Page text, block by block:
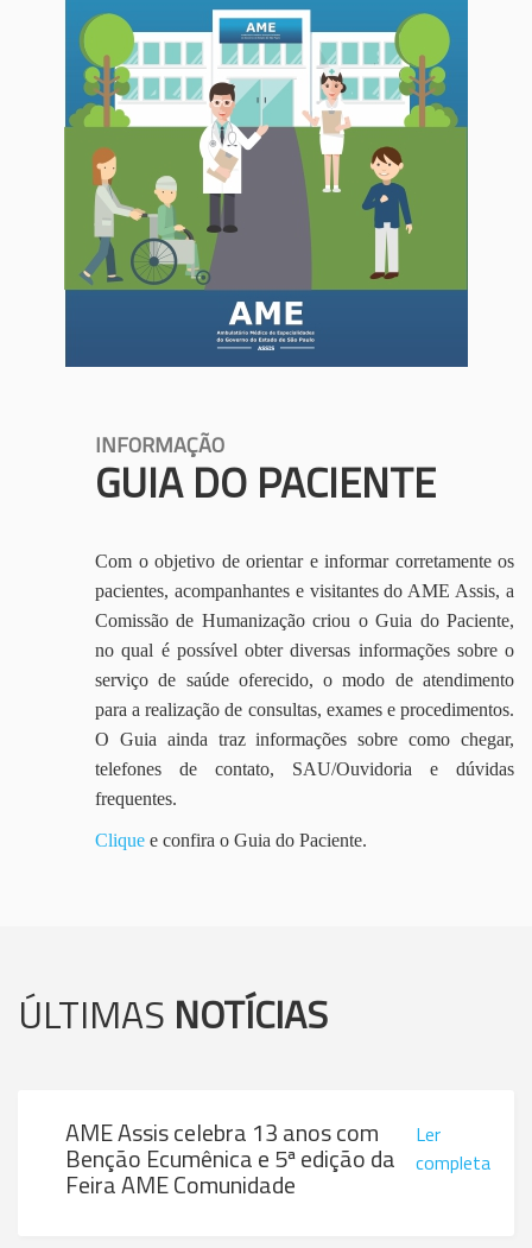
INFORMAÇÃO
GUIA DO PACIENTE
Com o objetivo de orientar e informar corretamente os
pacientes, acompanhantes e visitantes do AME Assis, a
Comissão de Humanização criou o Guia do Paciente,
no qual é possível obter diversas informações sobre o
serviço de saúde oferecido, o modo de atendimento
para a realização de consultas, exames e procedimentos.
O Guia ainda traz informações sobre como chegar,
telefones de contato, SAU/Ouvidoria e dúvidas
frequentes.
Clique e confira o Guia do Paciente.
ÚLTIMAS NOTÍCIAS
AME Assis celebra 13 anos com
Benção Ecumênica e 5ª edição da
Feira AME Comunidade
Ler
completa